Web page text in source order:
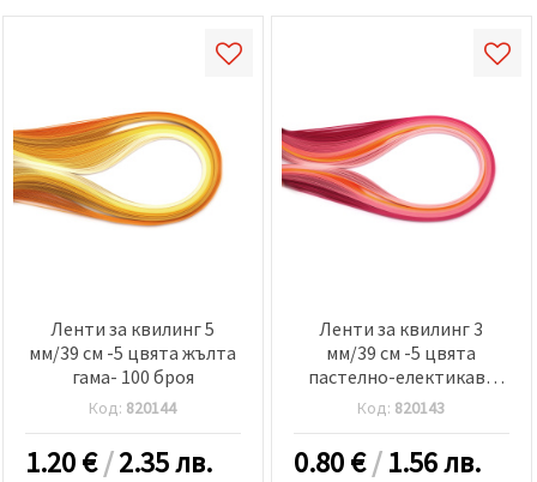
Ленти за квилинг 5
мм/39 см -5 цвята жълта
гама- 100 броя
Код: 820144
1.20€/2.35 лв.
Ленти за квилинг 3
мм/39 см -5 цвята
пастелно-електикава
гама -100 бр
Код: 820143
0.80€/1.56 лв.